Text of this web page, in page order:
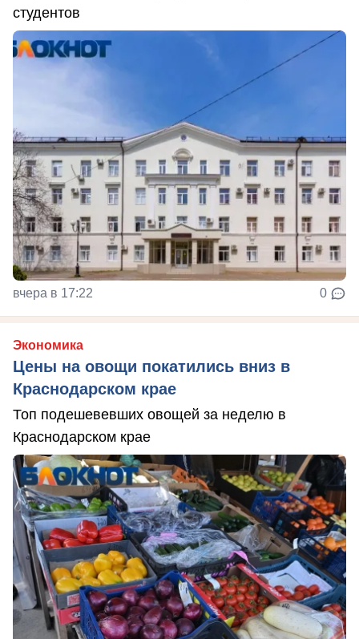
студентов
вчера в 17:22 0
Экономика
Цены на овощи покатились вниз в
Краснодарском крае
Топ подешевевших овощей за неделю в
Краснодарском крае